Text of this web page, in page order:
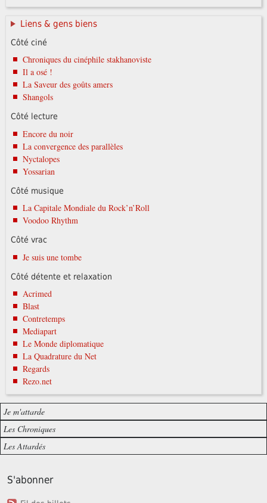
Liens & gens biens
Côté ciné
Chroniques du cinéphile stakhanoviste
Il a osé !
La Saveur des goûts amers
Shangols
Côté lecture
Encore du noir
La convergence des parallèles
Nyctalopes
Yossarian
Côté musique
La Capitale Mondiale du Rock’n’Roll
Voodoo Rhythm
Côté vrac
Je suis une tombe
Côté détente et relaxation
Acrimed
Blast
Contretemps
Mediapart
Le Monde diplomatique
La Quadrature du Net
Regards
Rezo.net
Je m'attarde
Les Chroniques
Les Attardés
S'abonner